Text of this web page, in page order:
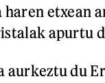
haren etxean
apurtu
aurkeztu du